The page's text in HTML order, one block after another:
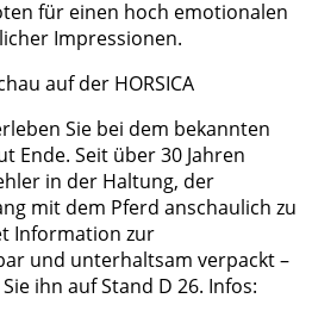
für einen hoch emotionalen
Impressionen.
auf der HORSICA
Sie bei dem bekannten
Ende. Seit über 30 Jahren
in der Haltung, der
mit dem Pferd anschaulich zu
Information zur
und unterhaltsam verpackt –
ihn auf Stand D 26. Infos: